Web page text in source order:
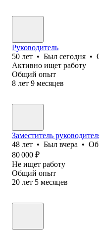
Руководитель
50 лет • Был сегодня •
Активно ищет работу
Общий опыт
8 лет 9 месяцев
Заместитель
48 лет • Был вчера •
80 000 ₽
Не ищет работу
Общий опыт
20 лет 5 месяцев